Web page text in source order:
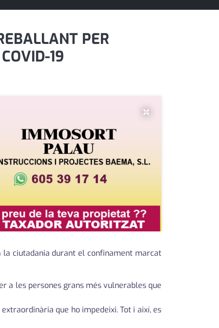
PER
19
×
la ciutadania durant el confinament marcat
a les persones grans més vulnerables que
que ho impedeixi. Tot i així, es